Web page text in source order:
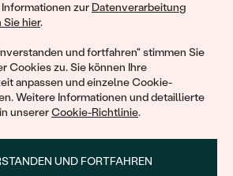
zur Datenverarbeitung
hier.
und fortfahren" stimmen Sie
Cookies zu. Sie können Ihre
anpassen und einzelne Cookie-
Weitere Informationen und detaillierte
unsererCookie-Richtlinie.
UND FORTFAHREN